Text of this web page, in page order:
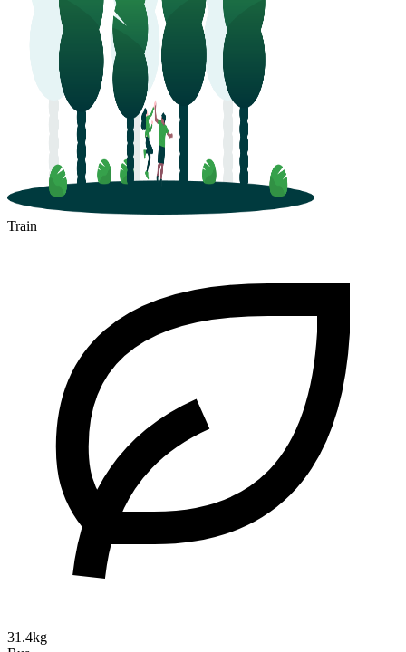
Train
31.4kg